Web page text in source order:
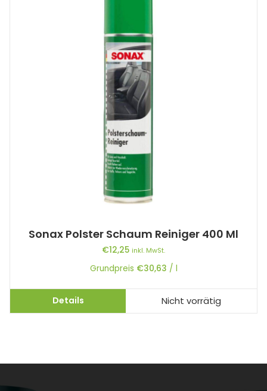
Sonax Polster Schaum Reiniger 400 Ml
€12,25 inkl. MwSt.
Grundpreis €30,63 / l
Details Nicht vorrätig